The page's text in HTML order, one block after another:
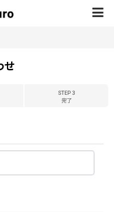
せ
STEP 3
完了